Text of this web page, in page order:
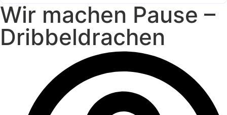
Wir machen Pause –
Dribbeldrachen